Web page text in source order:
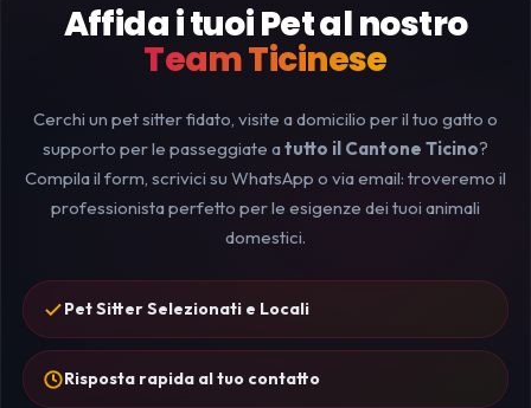
Affida i tuoi Pet al nostro
Team Ticinese
Cerchi un pet sitter fidato, visite a domicilio per il tuo gatto o
supporto per le passeggiate atutto il Cantone Ticino?
Compila il form, scrivici su WhatsApp o via email: troveremo il
professionista perfetto per le esigenze dei tuoi animali
domestici.
Pet Sitter Selezionati e Locali
Risposta rapida al tuo contatto